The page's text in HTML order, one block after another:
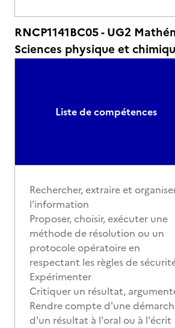
RNCP1141BC05 - UG2
Sciences physique et
Liste de compétences
Rechercher, extraire et
l'information
Proposer, choisir, exécuter une
méthode de résolution ou un
protocole opératoire en
respectant les règles de
Expérimenter
Critiquer un résultat,
Rendre compte d'une
d'un résultat à l'oral ou à l'écrit